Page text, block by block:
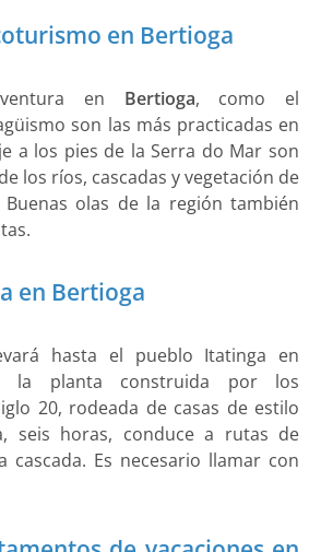
en Bertioga
en Bertioga, como el
son las más practicadas en
a los pies de la Serra do Mar son
los ríos, cascadas y vegetación de
olas de la región también
en Bertioga
hasta el pueblo Itatinga en
la planta construida por los
20, rodeada de casas de estilo
seis horas, conduce a rutas de
cascada. Es necesario llamar con